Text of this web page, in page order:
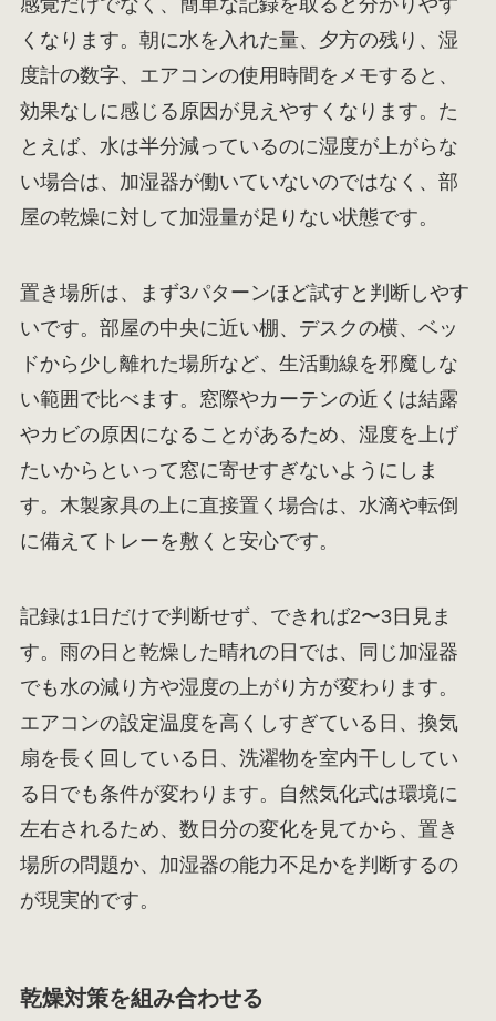
感覚だけでなく、簡単な記録を取ると分かりやす
くなります。朝に水を入れた量、夕方の残り、湿
度計の数字、エアコンの使用時間をメモすると、
効果なしに感じる原因が見えやすくなります。た
とえば、水は半分減っているのに湿度が上がらな
い場合は、加湿器が働いていないのではなく、部
屋の乾燥に対して加湿量が足りない状態です。
置き場所は、まず3パターンほど試すと判断しやす
いです。部屋の中央に近い棚、デスクの横、ベッ
ドから少し離れた場所など、生活動線を邪魔しな
い範囲で比べます。窓際やカーテンの近くは結露
やカビの原因になることがあるため、湿度を上げ
たいからといって窓に寄せすぎないようにしま
す。木製家具の上に直接置く場合は、水滴や転倒
に備えてトレーを敷くと安心です。
記録は1日だけで判断せず、できれば2〜3日見ま
す。雨の日と乾燥した晴れの日では、同じ加湿器
でも水の減り方や湿度の上がり方が変わります。
エアコンの設定温度を高くしすぎている日、換気
扇を長く回している日、洗濯物を室内干ししてい
る日でも条件が変わります。自然気化式は環境に
左右されるため、数日分の変化を見てから、置き
場所の問題か、加湿器の能力不足かを判断するの
が現実的です。
乾燥対策を組み合わせる